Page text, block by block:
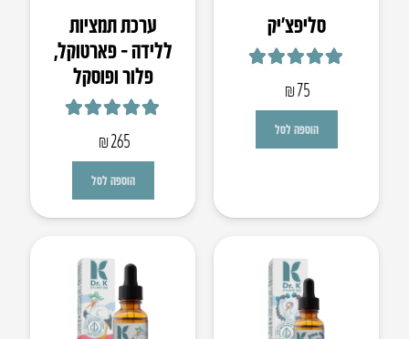
סליפצ’יק
4.93
₪75
הוספה לסל
ערכת תמציות
ללידה – פארטוקל,
פלור ופוסקל
דורג5.00
₪265
הוספה לסל